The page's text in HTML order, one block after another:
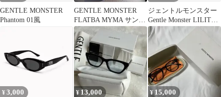
GENTLE MONSTER
Phantom 01風
GENTLE MONSTER
FLATBA MYMA サング
ラス ブラック
ジェントルモンスター
Gentle Monster LILIT
BRサングラス
¥3,000 ¥ 13,000 ¥ 15,000